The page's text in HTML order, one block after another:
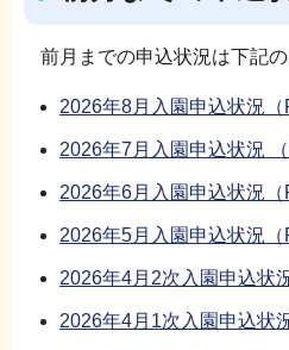
前月までの申込状況は下記の
2026年8月入園申込状況（
2026年7月入園申込状況
2026年6月入園申込状況（
2026年5月入園申込状況（
2026年4月2次入園申込状
2026年4月1次入園申込状